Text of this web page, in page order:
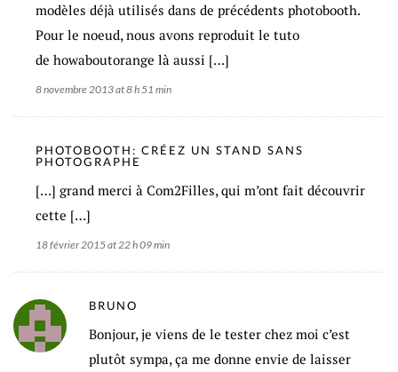
modèles déjà utilisés dans de précédents photobooth.
Pour le noeud, nous avons reproduit le tuto
de howaboutorange là aussi […]
8 novembre 2013 at 8 h 51 min
PHOTOBOOTH: CRÉEZ UN STAND SANS
PHOTOGRAPHE
[…] grand merci à Com2Filles, qui m’ont fait découvrir
cette […]
18 février 2015 at 22 h 09 min
BRUNO
Bonjour, je viens de le tester chez moi c’est
plutôt sympa, ça me donne envie de laisser